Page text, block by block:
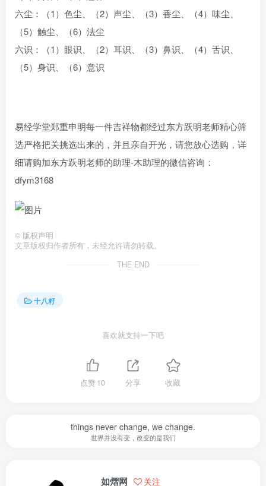
六尘：（1）色尘、（2）声尘、（3）香尘、（4）味尘、
（5）触尘、（6）法尘
六识：（1）眼识、（2）耳识、（3）鼻识、（4）舌识、
（5）身识、（6）意识
易经学堂郑重申明每一件吉祥物都经过东方跃明老师精心筛
选严格把关挑选出来的，并且亲自开光，请您放心选购，详
细请购加东方跃明老师的助理-木助理的微信咨询：
dfym3168
© 版权声明
文章版权归作者所有，未经允许请勿转载。
THE END
十八籽
喜欢就支持一下吧
点赞10 分享 收藏
things never change, we change.
世界并没有变，改变的是我们
如熠网 关注